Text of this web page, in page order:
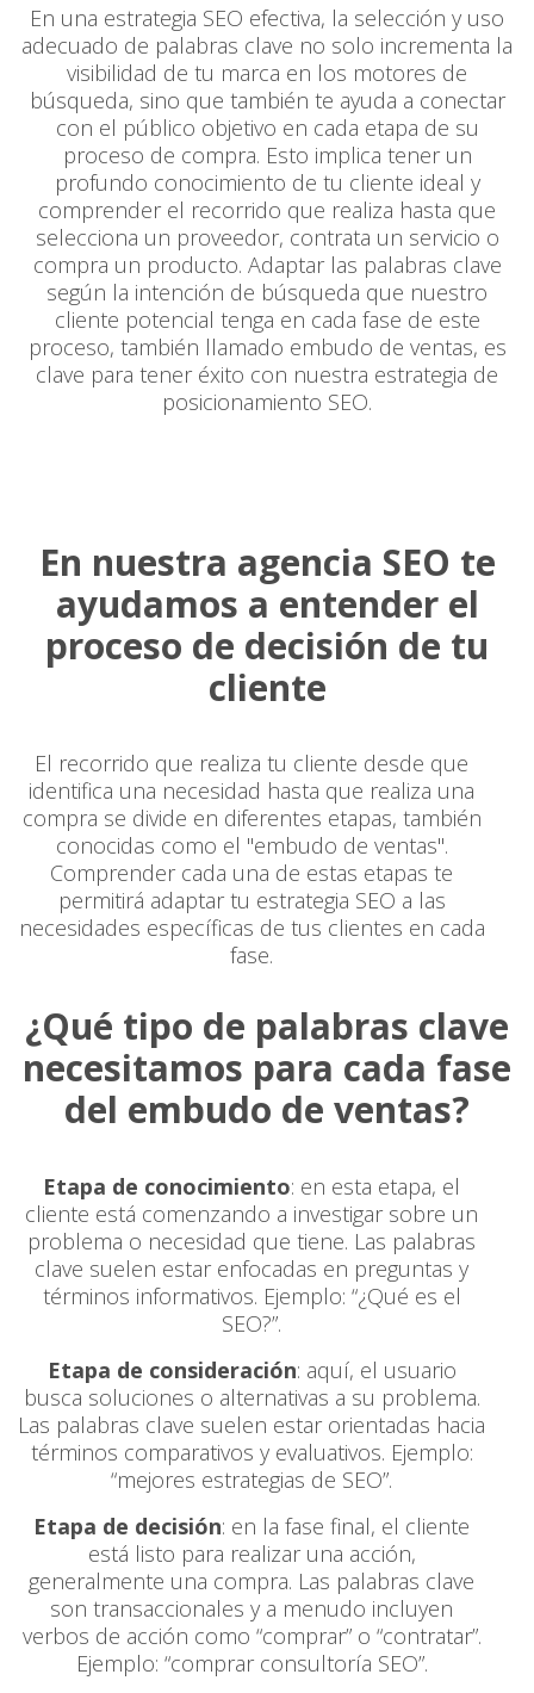
En una estrategia SEO efectiva, la selección y uso
adecuado de palabras clave no solo incrementa la
visibilidad de tu marca en los motores de
búsqueda, sino que también te ayuda a conectar
con el público objetivo en cada etapa de su
proceso de compra. Esto implica tener un
profundo conocimiento de tu cliente ideal y
comprender el recorrido que realiza hasta que
selecciona un proveedor, contrata un servicio o
compra un producto. Adaptar las palabras clave
según la intención de búsqueda que nuestro
cliente potencial tenga en cada fase de este
proceso, también llamado embudo de ventas, es
clave para tener éxito con nuestra estrategia de
posicionamiento SEO.
En nuestra agencia SEO te
ayudamos a entender el
proceso de decisión de tu
cliente
El recorrido que realiza tu cliente desde que
identifica una necesidad hasta que realiza una
compra se divide en diferentes etapas, también
conocidas como el "embudo de ventas".
Comprender cada una de estas etapas te
permitirá adaptar tu estrategia SEO a las
necesidades específicas de tus clientes en cada
fase.
¿Qué tipo de palabras clave
necesitamos para cada fase
del embudo de ventas?
Etapa de conocimiento: en esta etapa, el
cliente está comenzando a investigar sobre un
problema o necesidad que tiene. Las palabras
clave suelen estar enfocadas en preguntas y
términos informativos. Ejemplo: “¿Qué es el
SEO?”.
Etapa de consideración: aquí, el usuario
busca soluciones o alternativas a su problema.
Las palabras clave suelen estar orientadas hacia
términos comparativos y evaluativos. Ejemplo:
“mejores estrategias de SEO”.
Etapa de decisión: en la fase final, el cliente
está listo para realizar una acción,
generalmente una compra. Las palabras clave
son transaccionales y a menudo incluyen
verbos de acción como “comprar” o “contratar”.
Ejemplo: “comprar consultoría SEO”.